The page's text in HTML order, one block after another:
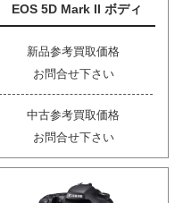
EOS 5D Mark II ボディ
新品参考買取価格
お問合せ下さい
中古参考買取価格
お問合せ下さい